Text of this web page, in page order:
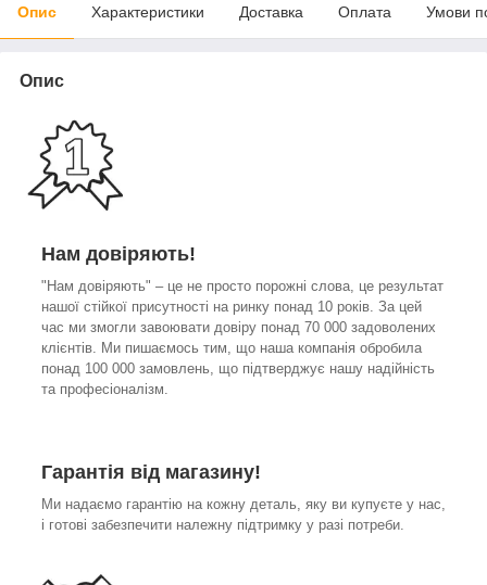
Опис Характеристики Доставка Оплата Умови
Опис
Нам довіряють!
"Нам довіряють" – це не просто порожні слова, це результат
нашої стійкої присутності на ринку понад 10 років. За цей
час ми змогли завоювати довіру понад 70 000 задоволених
клієнтів. Ми пишаємось тим, що наша компанія обробила
понад 100 000 замовлень, що підтверджує нашу надійність
та професіоналізм.
Гарантія від магазину!
Ми надаємо гарантію на кожну деталь, яку ви купуєте у нас,
і готові забезпечити належну підтримку у разі потреби.